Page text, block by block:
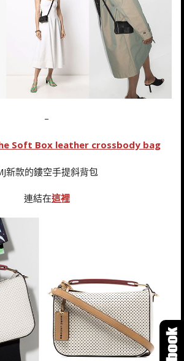
–
Soft Box leather crossbody bag
新款的鏤空手提斜背包
連結在這裡